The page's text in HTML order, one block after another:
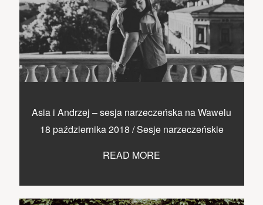
Asia i Andrzej – sesja narzeczeńska na Wawelu
18 października 2018 /Sesje narzeczeńskie
READ MORE